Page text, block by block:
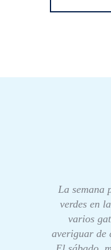
La semana
verdes en
varios
averiguar de